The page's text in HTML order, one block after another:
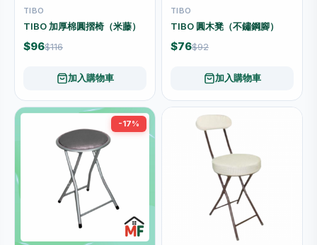
TIBO
TIBO 加厚棉圓摺椅（米藤）
$96$116
加入購物車
TIBO
TIBO 圓木凳（不鏽鋼腳）
$76$92
加入購物車
-17%